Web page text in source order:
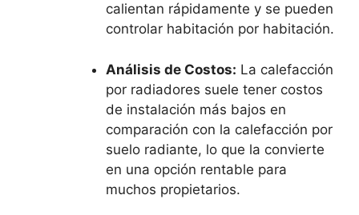
calientan rápidamente y se pueden
controlar habitación por habitación.
Análisis de Costos: La calefacción
por radiadores suele tener costos
de instalación más bajos en
comparación con la calefacción por
suelo radiante, lo que la convierte
en una opción rentable para
muchos propietarios.